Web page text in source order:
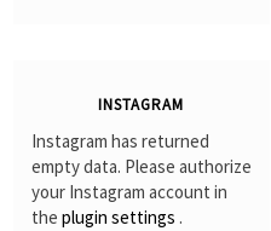
INSTAGRAM
Instagram has returned
empty data. Please authorize
your Instagram account in
the plugin settings .